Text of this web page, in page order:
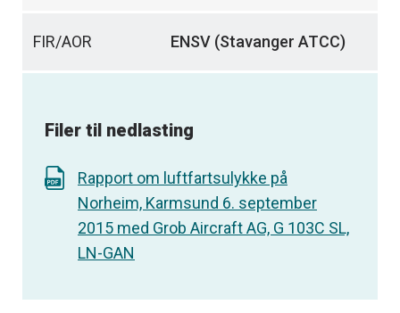
FIR/AOR ENSV (Stavanger ATCC)
Filer til nedlasting
Rapport om luftfartsulykke på
Norheim, Karmsund 6. september
2015 med Grob Aircraft AG, G 103C SL,
LN-GAN